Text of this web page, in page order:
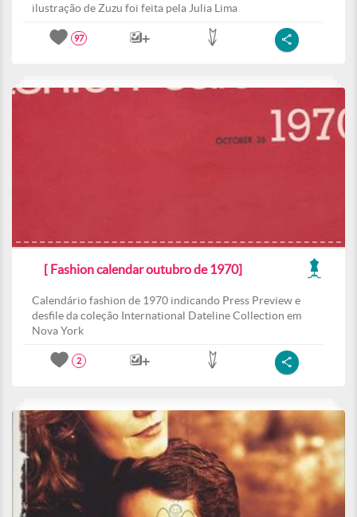
ilustração de Zuzu foi feita pela Julia Lima
97
[ Fashion calendar outubro de 1970]
Calendário fashion de 1970 indicando Press Preview e
desfile da coleção International Dateline Collection em
Nova York
2